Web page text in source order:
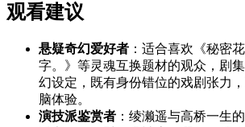
观看建议
悬疑奇幻爱好者 ：适合喜欢《秘密
字。》等灵魂互换题材的观众，剧
幻设定，既有身份错位的戏剧张力
脑体验。
演技派鉴赏者 ：绫濑遥与高桥一生